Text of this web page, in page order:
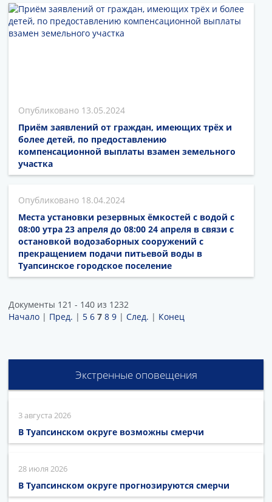
13.05.2024
Приём заявлений от граждан, имеющих трёх и
более детей, по предоставлению
компенсационной выплаты взамен земельного
участка
18.04.2024
Места установки резервных ёмкостей с водой с
08:00 утра 23 апреля до 08:00 24 апреля в связи с
остановкой водозаборных сооружений с
прекращением подачи питьевой воды в
Туапсинское городское поселение
Документы 121 - 140 из 1232
Начало | Пред. | 5 6 7 8 9 | След. | Конец
Экстренные оповещения
3 августа 2026
В Туапсинском округе возможны смерчи
28 июля 2026
В Туапсинском округе прогнозируются смерчи